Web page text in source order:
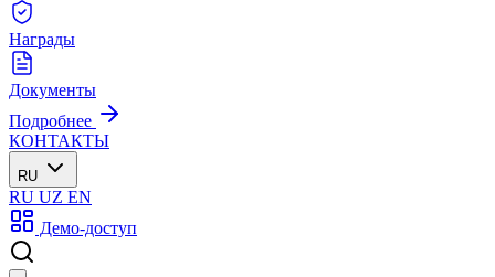
Награды
Документы
Подробнее
КОНТАКТЫ
RU
RU UZ EN
Демо-доступ